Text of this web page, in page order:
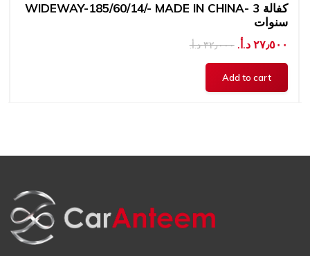
WIDEWAY-185/60/14/- MADE IN CHINA- كفالة 3
سنوات
٣٢٫٠٠٠ د.أ.‏ ٢٧٫٥٠٠ د.أ.‏